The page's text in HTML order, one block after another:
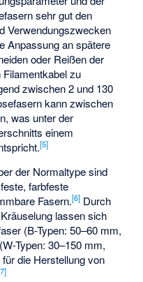
sehr gut den
Verwendungszwecken
Anpassung an spätere
oder Reißen der
zu
zwischen 2 und 130
kann zwischen
was unter der
einem
[5]
der Normaltype sind
farbfeste
Fasern.[6] Durch
lassen sich
(B-Typen: 50–60 mm,
Typen: 30–150 mm,
die Herstellung von
7]